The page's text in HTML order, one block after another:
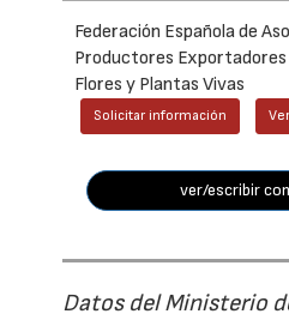
Federación Española de
Productores
Flores y Plantas Vivas
Solicitar información
ver/escribir
Datos del Ministerio